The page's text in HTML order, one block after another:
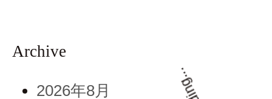
Archive
2026年8月